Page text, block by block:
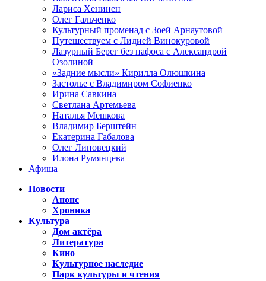
Лариса Хенинен
Олег Гальченко
Культурный променад с Зоей Арнаутовой
Путешествуем с Лидией Винокуровой
Лазурный Берег без пафоса с Александрой
Озолиной
«Задние мысли» Кирилла Олюшкина
Застолье с Владимиром Софиенко
Ирина Савкина
Светлана Артемьева
Наталья Мешкова
Владимир Берштейн
Екатерина Габалова
Олег Липовецкий
Илона Румянцева
Афиша
Новости
Анонс
Хроника
Культура
Дом актёра
Литература
Кино
Культурное наследие
Парк культуры и чтения